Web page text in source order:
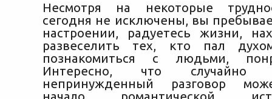
Несмотря на некоторые
сегодня не исключены, вы
настроении, радуетесь жизни,
развеселить тех, кто пал
познакомиться с людьми,
Интересно, что случайно
непринужденный разговор